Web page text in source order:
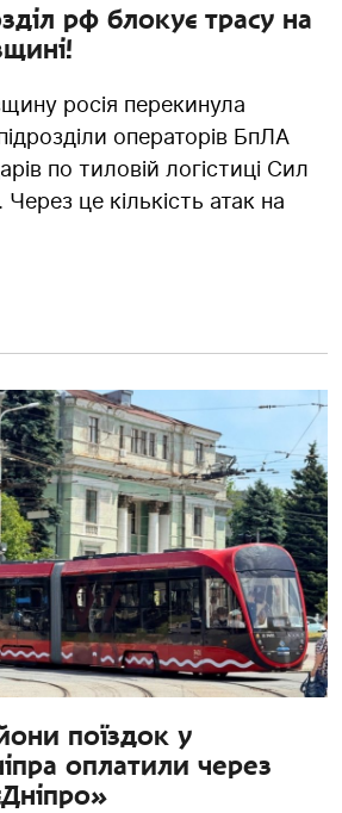
рф блокує трасу на
росія перекинула
операторів БпЛА
по тиловій логістиці Сил
це кількість атак на
поїздок у
оплатили через